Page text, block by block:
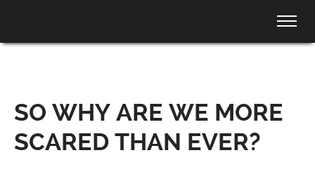
SO WHY ARE WE MORE
SCARED THAN EVER?